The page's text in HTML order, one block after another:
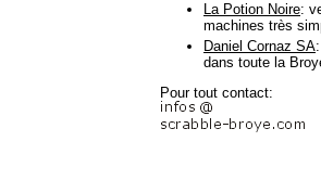
La Potion Noire:
machines très
Daniel Cornaz SA
dans toute la
Pour tout contact: